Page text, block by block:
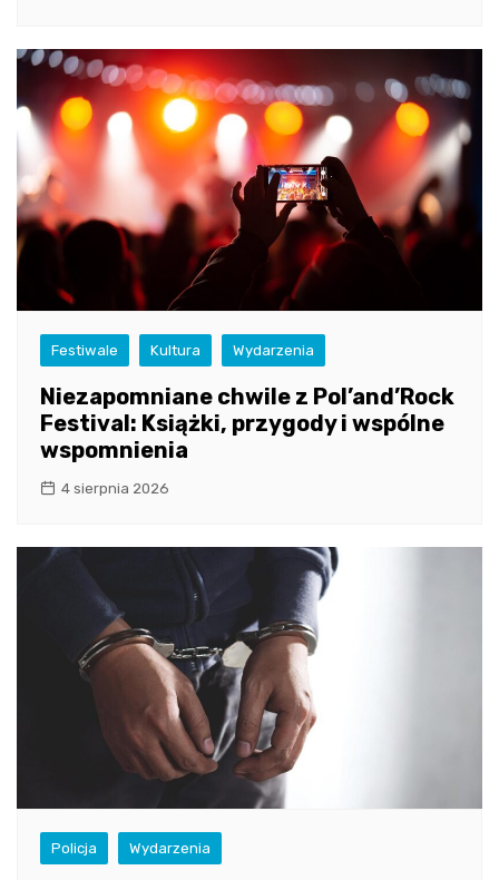
Festiwale Kultura Wydarzenia
Niezapomniane chwile z Pol’and’Rock
Festival: Książki, przygody i wspólne
wspomnienia
4 sierpnia 2026
Policja Wydarzenia